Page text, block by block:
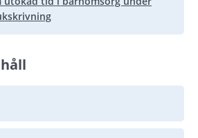
öppnas i nytt fönster.